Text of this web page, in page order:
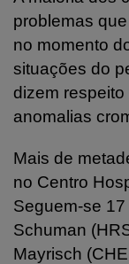
problemas
no momento
situações do
dizem
anomalias
Mais de
no Centro
Seguem-se
Schuman
Mayrisch